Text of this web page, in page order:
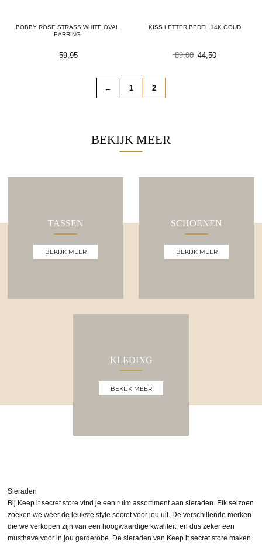
BOBBY ROSE STRASS WHITE OVAL
EARRING
59,95
KISS LETTER BEDEL 14K GOUD
89,00 Oorspronkelijke
44,50Huidige
←
1 2
BEKIJK MEER
TASSEN
BEKIJK MEER
SCHOENEN
BEKIJK MEER
KLEDING
BEKIJK MEER
Sieraden
Bij Keep it secret store vind je een ruim assortiment aan sieraden. Elk seizoen
zoeken we weer de leukste style secret voor jou uit. De verschillende merken
die we verkopen zijn van een hoogwaardige kwaliteit, en dus zeker een
musthave voor in jou garderobe. De sieraden van Keep it secret store maken